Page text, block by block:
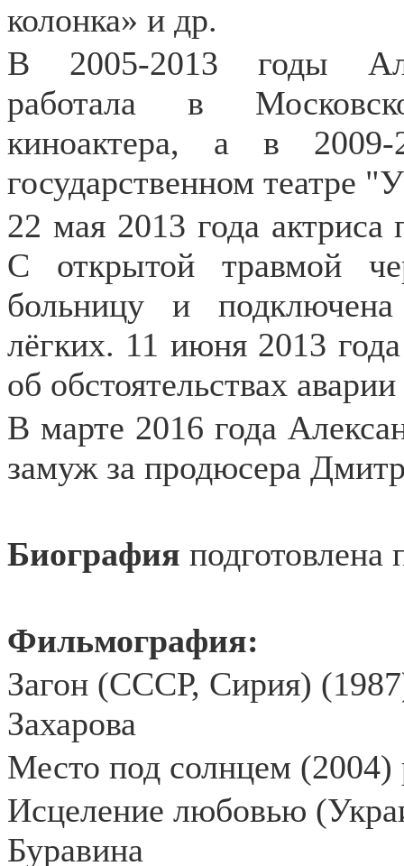
колонка» и др.
В 2005-2013 годы
работала в
киноактера, а в
государственном театре
22 мая 2013 года актриса
С открытой травмой
больницу и
лёгких. 11 июня 2013
об обстоятельствах
В марте 2016 года
замуж за продюсера
Биография
Фильмография:
Загон (СССР, Сирия)
Захарова
Место под солнцем (2004)
Исцеление любовью
Буравина